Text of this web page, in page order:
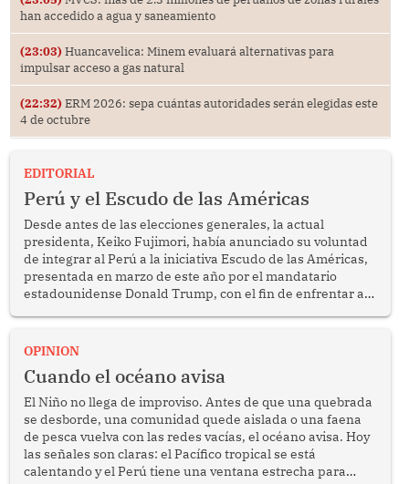
han accedido a agua y saneamiento
(23:03) Huancavelica: Minem evaluará alternativas para
impulsar acceso a gas natural
(22:32) ERM 2026: sepa cuántas autoridades serán elegidas este
4 de octubre
EDITORIAL
Perú y el Escudo de las Américas
Desde antes de las elecciones generales, la actual
presidenta, Keiko Fujimori, había anunciado su voluntad
de integrar al Perú a la iniciativa Escudo de las Américas,
presentada en marzo de este año por el mandatario
estadounidense Donald Trump, con el fin de enfrentar al
OPINION
Cuando el océano avisa
El Niño no llega de improviso. Antes de que una quebrada
se desborde, una comunidad quede aislada o una faena
de pesca vuelva con las redes vacías, el océano avisa. Hoy
las señales son claras: el Pacífico tropical se está
calentando y el Perú tiene una ventana estrecha para